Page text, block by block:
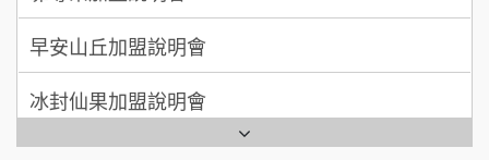
加盟預算 50萬~75萬
何 先生/小姐
加盟預算 100萬~300萬
早安山丘加盟說明會
冰封仙果加盟說明會
Ramble Café 漫步藍咖啡加盟說明會
手作功夫茶加盟說明會
SHARE TEA歇腳亭加盟說明會
潮味決-湯滷專門店加盟說明會